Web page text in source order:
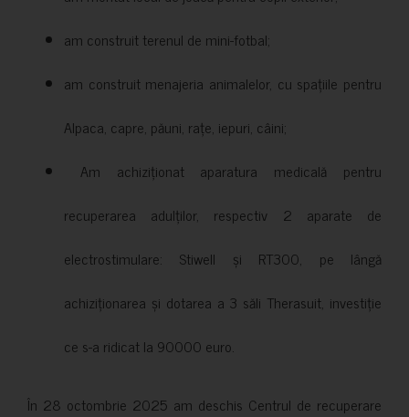
am construit terenul de mini-fotbal;
am construit menajeria animalelor, cu spațiile pentru
Alpaca, capre, păuni, rațe, iepuri, câini;
Am achiziționat aparatura medicală pentru
recuperarea adulților, respectiv 2 aparate de
electrostimulare: Stiwell și RT300, pe lângă
achiziționarea și dotarea a 3 săli Therasuit, investiție
ce s-a ridicat la 90000 euro.
În 28 octombrie 2025 am deschis Centrul de recuperare